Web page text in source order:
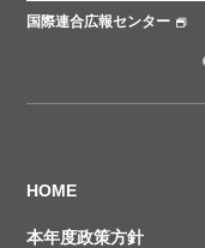
国際連合広報センター
HOME
本年度政策方針